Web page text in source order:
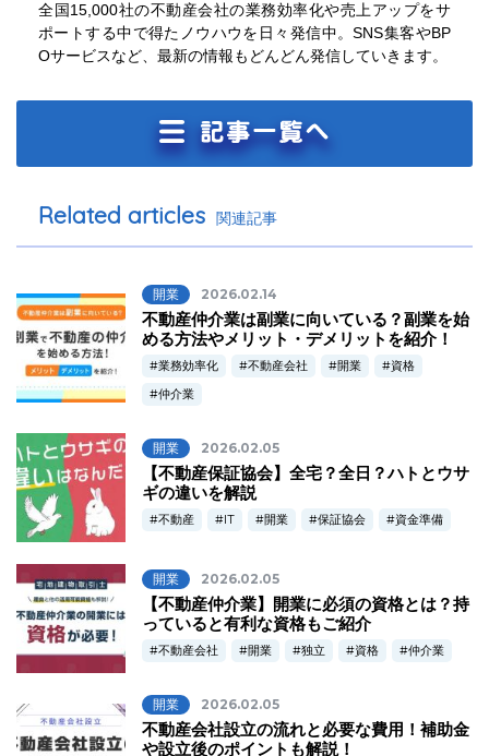
全国15,000社の不動産会社の業務効率化や売上アップをサ
ポートする中で得たノウハウを日々発信中。SNS集客やBP
Oサービスなど、最新の情報もどんどん発信していきます。
Related articles 関連記事
開業 2026.02.14
不動産仲介業は副業に向いている？副業を始
める方法やメリット・デメリットを紹介！
業務効率化 不動産会社 開業
資格
仲介業
開業 2026.02.05
【不動産保証協会】全宅？全日？ハトとウサ
ギの違いを解説
不動産 IT 開業 保証協会 資金準備
開業 2026.02.05
【不動産仲介業】開業に必須の資格とは？持
っていると有利な資格もご紹介
不動産会社 開業 独立 資格 仲介業
開業 2026.02.05
不動産会社設立の流れと必要な費用！補助金
や設立後のポイントも解説！